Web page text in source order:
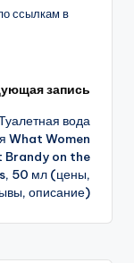
ссылкам в
запись
вода
What Women
Brandy on the
50 мл (цены,
описание)